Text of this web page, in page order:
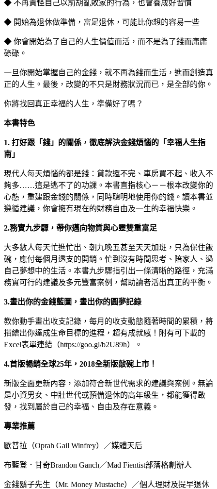
◆ 不再責怪自己以前胡亂敗家的行為，也會養成好習慣
◆ 開始為退休做準備，富足退休，可能比你想的容易一些
◆ 你會開始為了自己的人生價值而活，而不是為了錢而庸庸
碌碌。
一旦你開始掌握自己的金錢，就不再為錢而生活，進而創造真
正的人生。最後，改變的不只是財務狀況而已，是全部的你。
你將找回真正幸福的人生，準備好了嗎？
本書特色
1. 打好跟「錢」的關係，徹底解決金錢煩惱的「幸福人生指
南」
現代人每天煩惱的都是錢：貸款還不完、車房買不起、收入不
夠多……這是逃不了的功課。本書直指核心－－根本改變你的
心態，重建跟金錢的關係，同時聰明地使用你的錢。讀本書並
遵循建議，你會擁有現在的財務自由及一生的幸福快樂。
2.務實九步驟，帶你邁向物質與心靈雙重富足
大多數人每天忙進忙出、朝九晚五甚至天天加班，只為保住飯
碗，應付每個月透支的開銷。忙到沒有時間思考、陪家人、過
自己夢想中的生活。本書九步驟指引出一條清晰的路徑，充滿
務實可行的建議及多元豐富案例，幫助讀者活出真正的平衡。
3.畫出你的金錢藍圖，畫出你的圓夢記錄
教你動手畫出收支記錄，每月的收支動態隨著時間的累積，將
描繪出你達成生命目標的進程，超有成就感！附有可下載的
Excel表單連結（https://goo.gl/b2U89h）。
4.首版暢銷全球25年，2018全新版敲碗上市！
新版全面更新內容，添加符合新世代需求的建議與案例。無論
是小資男女、中壯世代或預備退休的高年級生，都能獲得啟
發，找到屬於自己的幸福、自由及存在意義。
專業推薦
歐普拉（Oprah Gail Winfrey）／媒體天后
布藍登．甘奇Brandon Ganch／Mad Fientist部落格創辦人
金錢鬍子先生（Mr. Money Mustache）／個人理財及提早退休